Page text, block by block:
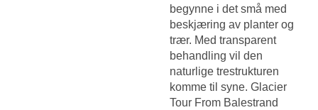
begynne i det små med
beskjæring av planter og
trær. Med transparent
behandling vil den
naturlige trestrukturen
komme til syne. Glacier
Tour From Balestrand